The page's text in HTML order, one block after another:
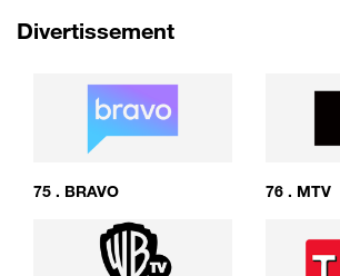
Divertissement
75 . BRAVO 76 . MTV